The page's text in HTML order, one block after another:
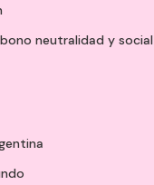
neutralidad y social